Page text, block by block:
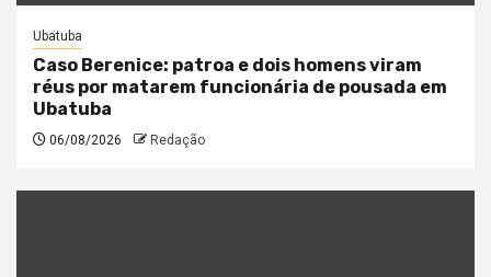
Ubatuba
Caso Berenice: patroa e dois homens viram
réus por matarem funcionária de pousada em
Ubatuba
06/08/2026 Redação